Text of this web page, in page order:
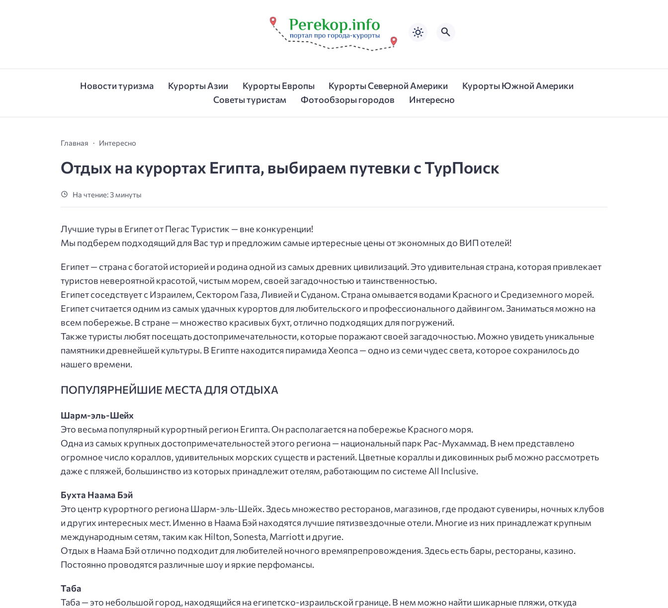
Новости туризма Курорты Азии Курорты Европы Курорты Северной Америки
Курорты Южной Америки
Советы туристам
Фотообзоры городов Интересно
Главная Интересно
Отдых на курортах Египта, выбираем путевки с ТурПоиск
На чтение: 3 минуты
Лучшие туры в Египет от Пегас Туристик — вне конкуренции!
Мы подберем подходящий для Вас тур и предложим самые иртересные цены от экономных до ВИП отелей!
Египет — страна с богатой историей и родина одной из самых древних цивилизаций. Это удивительная страна, которая привлекает
туристов невероятной красотой, чистым морем, своей загадочностью и таинственностью.
Египет соседствует с Израилем, Сектором Газа, Ливией и Суданом. Страна омывается водами Красного и Средиземного морей.
Египет считается одним из самых удачных курортов для любительского и профессионального дайвингом. Заниматься можно на
всем побережье. В стране — множество красивых бухт, отлично подходящих для погружений.
Также туристы любят посещать достопримечательности, которые поражают своей загадочностью. Можно увидеть уникальные
памятники древнейшей культуры. В Египте находится пирамида Хеопса — одно из семи чудес света, которое сохранилось до
нашего времени.
ПОПУЛЯРНЕЙШИЕ МЕСТА ДЛЯ ОТДЫХА
Шарм-эль-Шейх
Это весьма популярный курортный регион Египта. Он располагается на побережье Красного моря.
Одна из самых крупных достопримечательностей этого региона — национальный парк Рас-Мухаммад. В нем представлено
огромное число кораллов, удивительных морских существ и растений. Цветные кораллы и диковинных рыб можно рассмотреть
даже с пляжей, большинство из которых принадлежит отелям, работающим по системе All Inclusive.
Бухта Наама Бэй
Это центр курортного региона Шарм-эль-Шейх. Здесь множество ресторанов, магазинов, где продают сувениры, ночных клубов
и других интересных мест. Именно в Наама Бэй находятся лучшие пятизвездочные отели. Многие из них принадлежат крупным
международным сетям, таким как Hilton, Sonesta, Marriott и другие.
Отдых в Наама Бэй отлично подходит для любителей ночного времяпрепровождения. Здесь есть бары, рестораны, казино.
Постоянно проводятся различные шоу и яркие перфомансы.
Таба
Таба — это небольшой город, находящийся на египетско-израильской границе. В нем можно найти шикарные пляжи, откуда